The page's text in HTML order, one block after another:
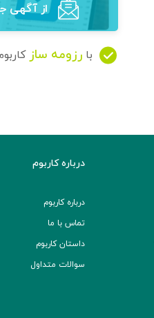
از آگهی‌
با رزومه ساز
درباره کاربوم
درباره کاربوم
تماس با ما
داستان کاربوم
سوالات متداول